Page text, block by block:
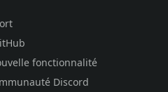
fonctionnalité
Discord